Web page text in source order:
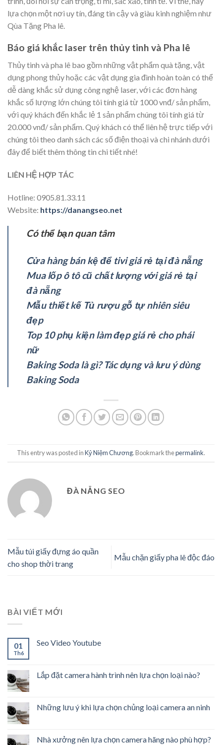
lựa chọn một nơi uy tín, đáng tin cậy và giàu kinh nghiệm như
Qùa Tặng Pha lê.
Báo giá khắc laser trên thủy tinh và Pha lê
Thủy tinh và pha lê bao gồm những vật phẩm quà tặng, vật
dụng phong thủy hoặc các vật dụng gia đình hoàn toàn có thể
dễ dàng khắc sử dụng công nghệ laser, với các đơn hàng
khắc số lượng lớn chúng tôi tính giá từ 1000 vnđ/ sản phẩm,
với quý khách đến khắc lẻ 1 sản phẩm chúng tôi tính giá từ
20.000 vnđ/ sản phẩm. Quý khách có thể liên hệ trực tiếp với
chúng tôi theo danh sách các số điện thoại và chi nhánh dưới
đây để biết thêm thông tin chi tiết nhé!
LIÊN HỆ HỢP TÁC
Hotline: 0905.81.33.11
Website: https://danangseo.net
Có thể bạn quan tâm
Cửa hàng bán kệ để tivi giá rẻ tại đà nẵng
Mua lốp ô tô cũ chất lượng với giá rẻ tại
đà nẵng
Mẫu thiết kế Tủ rượu gỗ tự nhiên siêu
đẹp
Top 10 phụ kiện làm đẹp giá rẻ cho phái
nữ
Baking Soda là gì? Tác dụng và lưu ý dùng
Baking Soda
This entry was posted inKỷ Niệm Chương. Bookmark thepermalink.
ĐÀ NẴNG SEO
Mẫu túi giấy đựng áo quần
cho shop thời trang
Mẫu chặn giấy pha lê độc đáo
BÀI VIẾT MỚI
01
Th6
Seo Video Youtube
Lắp đặt camera hành trình nên lựa chọn loại nào?
Những lưu ý khi lựa chọn chủng loại camera an ninh
Nhà xưởng nên lựa chọn camera hãng nào phù hợp?